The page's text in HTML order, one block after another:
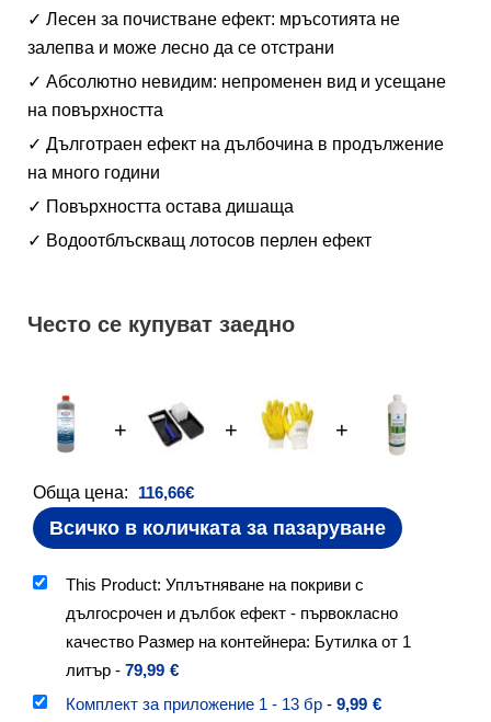
✓ Лесен за почистване ефект: мръсотията не
залепва и може лесно да се отстрани
✓ Абсолютно невидим: непроменен вид и усещане
на повърхността
✓ Дълготраен ефект на дълбочина в продължение
на много години
✓ Повърхността остава дишаща
✓ Водоотблъскващ лотосов перлен ефект
Често се купуват заедно
+ + +
Обща цена: 116,66€
Всичко в количката за пазаруване
This Product: Уплътняване на покриви с
дългосрочен и дълбок ефект - първокласно
качество Размер на контейнера: Бутилка от 1
литър - 79,99 €
Комплект за приложение 1 - 13 бр - 9,99 €